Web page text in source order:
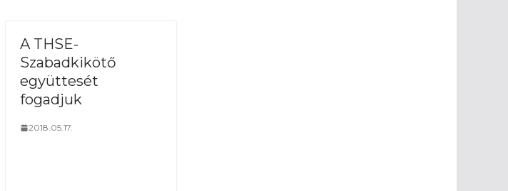
A THSE-
Szabadkikötő
együttesét
fogadjuk
2018.05.17.